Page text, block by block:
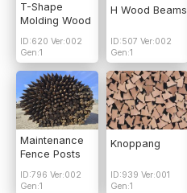
T-Shape
Molding Wood
ID:620 Ver:002
Gen:1
H Wood Beams
ID:507 Ver:002
Gen:1
Maintenance
Fence Posts
ID:796 Ver:002
Gen:1
Knoppang
ID:939 Ver:001
Gen:1